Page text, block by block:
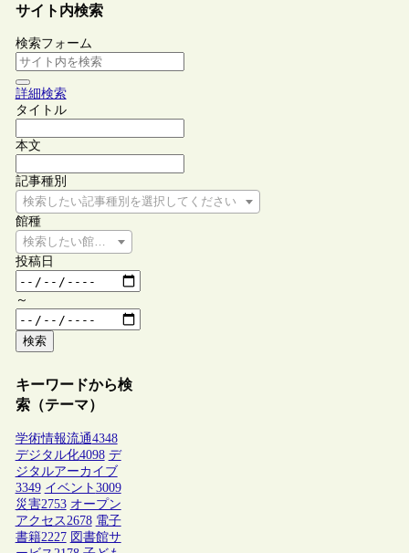
サイト内検索
検索フォーム
詳細検索
タイトル
本文
記事種別
検索したい記事種別を選択してください
館種
検索したい館種を選択してください
投稿日
～
検索
キーワードから検
索（テーマ）
学術情報流通4348
デジタル化4098 デ
ジタルアーカイブ
3349 イベント 3009
災害2753 オープン
アクセス 2678 電子
書籍2227 図書館サ